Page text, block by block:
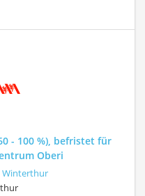
- 100 %), befristet für
Oberi
Winterthur